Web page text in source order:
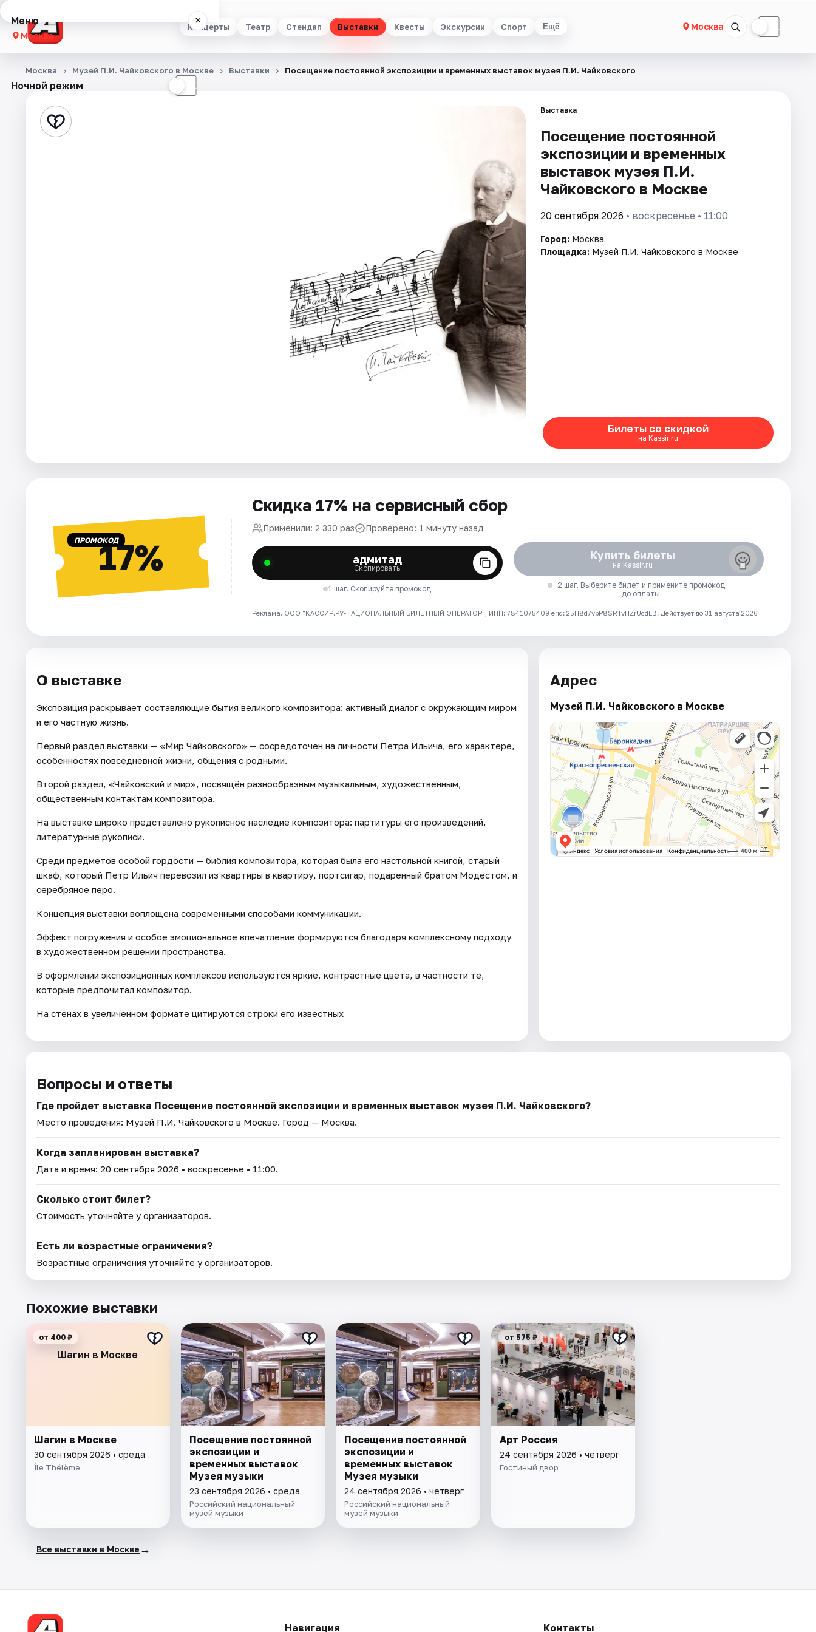
Концерты Театр Стендап Выставки Квесты Экскурсии Спорт Ещё Москва ☾
Меню ×
Москва
Концерты
Стендап
Ночной режим ☾
Москва Музей П.И. Чайковского в Москве Выставки Посещение постоянной экспозиции и временных выставок музея П.И. Чайковского
Выставка
Посещение постоянной
экспозиции и временных
выставок музея П.И.
Чайковского в Москве
20 сентября 2026 • воскресенье • 11:00
Город: Москва
Площадка: Музей П.И. Чайковского в Москве
Билеты со скидкой
на Kassir.ru
ПРОМОКОД17%
Скидка 17% на сервисный сбор
Применили: 2 330 раз Проверено: 1 минуту назад
адмитад
Скопировать
1 шаг. Скопируйте промокод
Купить билеты
на Kassir.ru
2 шаг. Выберите билет и примените промокод
до оплаты
Реклама. ООО "КАССИР.РУ-НАЦИОНАЛЬНЫЙ БИЛЕТНЫЙ ОПЕРАТОР", ИНН: 7841075409 erid: 25H8d7vbP8SRTvHZrUcdLB. Действует до 31 августа 2026
О выставке
Экспозиция раскрывает составляющие бытия великого композитора: активный диалог с окружающим миром
и его частную жизнь.
Первый раздел выставки — «Мир Чайковского» — сосредоточен на личности Петра Ильича, его характере,
особенностях повседневной жизни, общения с родными.
Второй раздел, «Чайковский и мир», посвящён разнообразным музыкальным, художественным,
общественным контактам композитора.
На выставке широко представлено рукописное наследие композитора: партитуры его произведений,
литературные рукописи.
Среди предметов особой гордости — библия композитора, которая была его настольной книгой, старый
шкаф, который Петр Ильич перевозил из квартиры в квартиру, портсигар, подаренный братом Модестом, и
серебряное перо.
Концепция выставки воплощена современными способами коммуникации.
Эффект погружения и особое эмоциональное впечатление формируются благодаря комплексному подходу
в художественном решении пространства.
В оформлении экспозиционных комплексов используются яркие, контрастные цвета, в частности те,
которые предпочитал композитор.
На стенах в увеличенном формате цитируются строки его известных
Адрес
Музей П.И. Чайковского в Москве
Вопросы и ответы
Где пройдет выставка Посещение постоянной экспозиции и временных выставок музея П.И. Чайковского?
Место проведения: Музей П.И. Чайковского в Москве. Город — Москва.
Когда запланирован выставка?
Дата и время: 20 сентября 2026 • воскресенье • 11:00.
Сколько стоит билет?
Стоимость уточняйте у организаторов.
Есть ли возрастные ограничения?
Возрастные ограничения уточняйте у организаторов.
Похожие выставки
Шагин в Москве
от 400 ₽
Шагин в Москве
30 сентября 2026 • среда
Île Thélème
Посещение постоянной
экспозиции и
временных выставок
Музея музыки
23 сентября 2026 • среда
Российский национальный
музей музыки
Посещение постоянной
экспозиции и
временных выставок
Музея музыки
24 сентября 2026 • четверг
Российский национальный
музей музыки
от 575 ₽
Арт Россия
24 сентября 2026 • четверг
Гостиный двор
Все выставки в Москве →
Навигация Контакты